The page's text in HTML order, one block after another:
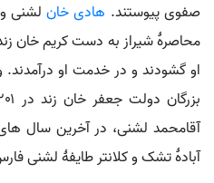
صفوی پیوستند. هادی خان
محاصرۀ شیراز به دست کریم خان
او گشودند و در خدمت او
آقامحمد لشنی، در آخرین سال
آبادۀ تشک و کلانتر طایفۀ لشنی